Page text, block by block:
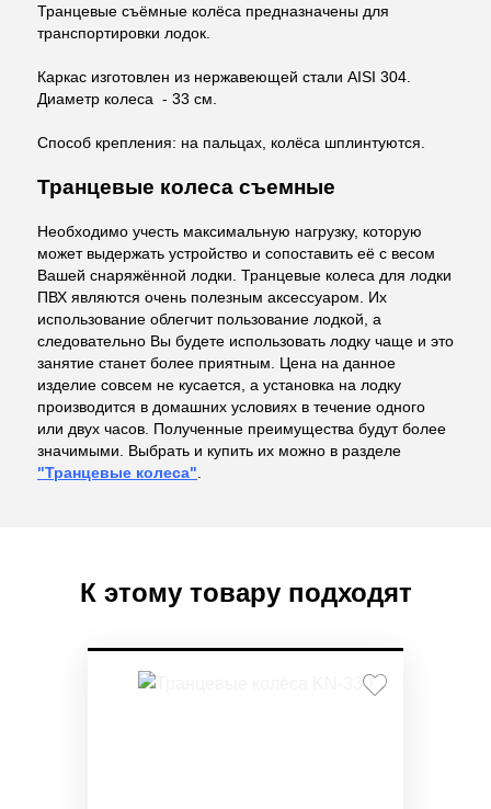
Транцевые съёмные колёса предназначены для
транспортировки лодок.
Каркас изготовлен из нержавеющей стали AISI 304.
Диаметр колеса - 33 см.
Способ крепления: на пальцах, колёса шплинтуются
Транцевые колеса съемные
Необходимо учесть максимальную нагрузку, которую
может выдержать устройство и сопоставить её с весом
Вашей снаряжённой лодки. Транцевые колеса для лодки
ПВХ являются очень полезным аксессуаром. Их
использование облегчит пользование лодкой, а
следовательно Вы будете использовать лодку чаще и это
занятие станет более приятным. Цена на данное
изделие совсем не кусается, а установка на лодку
производится в домашних условиях в течение одного
или двух часов. Полученные преимущества будут более
значимыми. Выбрать и купить их можно в разделе
"Транцевые колеса".
К этому товару подходят